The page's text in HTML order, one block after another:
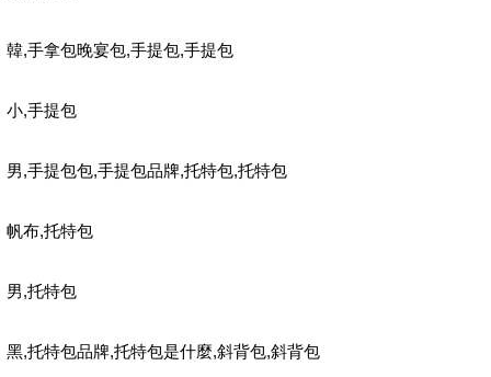
韓,手拿包晚宴包,手提包,手提包
小,手提包
男,手提包包,手提包品牌,托特包,托特包
帆布,托特包
男,托特包
黑,托特包品牌,托特包是什麼,斜背包,斜背包